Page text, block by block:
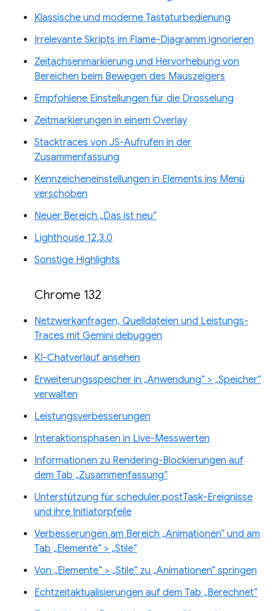
Klassische und moderne Tastaturbedienung
Irrelevante Skripts im Flame-Diagramm ignorieren
Zeitachsenmarkierung und Hervorhebung von
Bereichen beim Bewegen des Mauszeigers
Empfohlene Einstellungen für die Drosselung
Zeitmarkierungen in einem Overlay
Stacktraces von JS-Aufrufen in der
Zusammenfassung
Kennzeicheneinstellungen in Elements ins Menü
verschoben
Neuer Bereich „Das ist neu“
Lighthouse 12.3.0
Sonstige Highlights
Chrome 132
Netzwerkanfragen, Quelldateien und Leistungs-
Traces mit Gemini debuggen
KI-Chatverlauf ansehen
Erweiterungsspeicher in „Anwendung“ > „Speicher“
verwalten
Leistungsverbesserungen
Interaktionsphasen in Live-Messwerten
Informationen zu Rendering-Blockierungen auf
dem Tab „Zusammenfassung“
Unterstützung für scheduler.postTask-Ereignisse
und ihre Initiatorpfeile
Verbesserungen am Bereich „Animationen“ und am
Tab „Elemente“ > „Stile“
Von „Elemente“ > „Stile“ zu „Animationen“ springen
Echtzeitaktualisierungen auf dem Tab „Berechnet“